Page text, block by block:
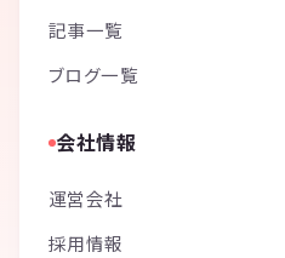
記事一覧
ブログ一覧
会社情報
運営会社
採用情報